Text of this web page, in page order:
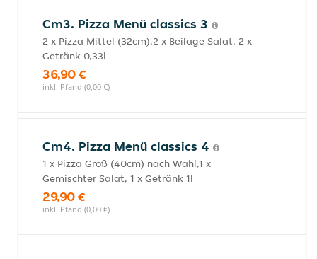
Cm3. Pizza Menü classics 3
2 x Pizza Mittel (32cm),2 x Beilage Salat, 2 x
Getränk 0,33l
36,90 €
inkl. Pfand (0,00 €)
Cm4. Pizza Menü classics 4
1 x Pizza Groß (40cm) nach Wahl,1 x
Gemischter Salat, 1 x Getränk 1l
29,90 €
inkl. Pfand (0,00 €)